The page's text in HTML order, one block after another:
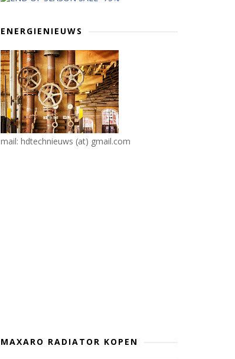
ENERGIENIEUWS
mail: hdtechnieuws (at) gmail.com
MAXARO RADIATOR KOPEN